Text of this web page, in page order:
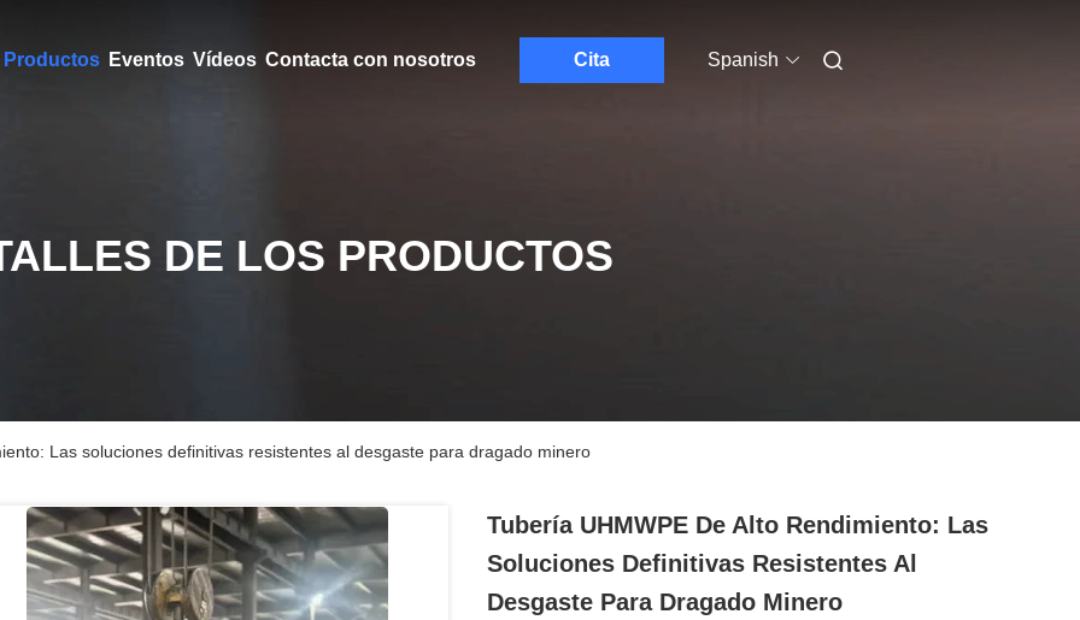
Productos Eventos Vídeos Contacta con nosotros Cita Spanish
DE LOS PRODUCTOS
Las soluciones definitivas resistentes al desgaste para dragado minero
Tubería UHMWPE De Alto Rendimiento: Las
Soluciones Definitivas Resistentes Al
Desgaste Para Dragado Minero